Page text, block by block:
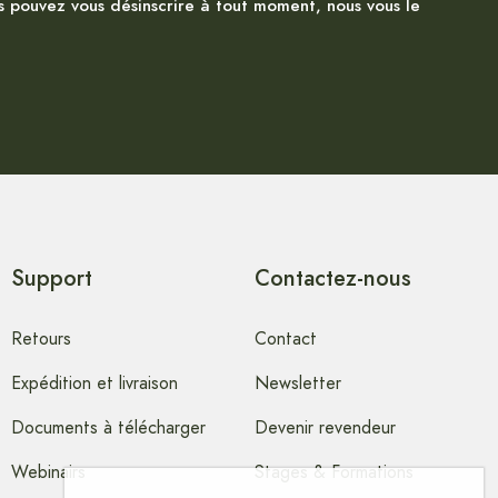
vous désinscrire à tout moment, nous vous le
Support
Retours
Expédition et livraison
Documents à télécharger
Webinairs
Contactez-nous
Contact
Newsletter
Devenir revendeur
Stages & Formations